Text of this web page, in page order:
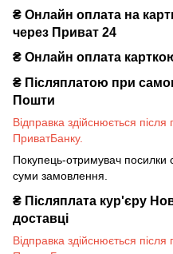
₴ Онлайн оплата на
через Приват 24
₴ Онлайн оплата
₴ Післяплатою при
Пошти
Відправка здійснюється
ПриватБанку.
Покупець-отримувач посилки
суми замовлення.
₴ Післяплата кур'єру
доставці
Відправка здійснюється